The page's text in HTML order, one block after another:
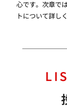
心です。次章で
トについて詳し